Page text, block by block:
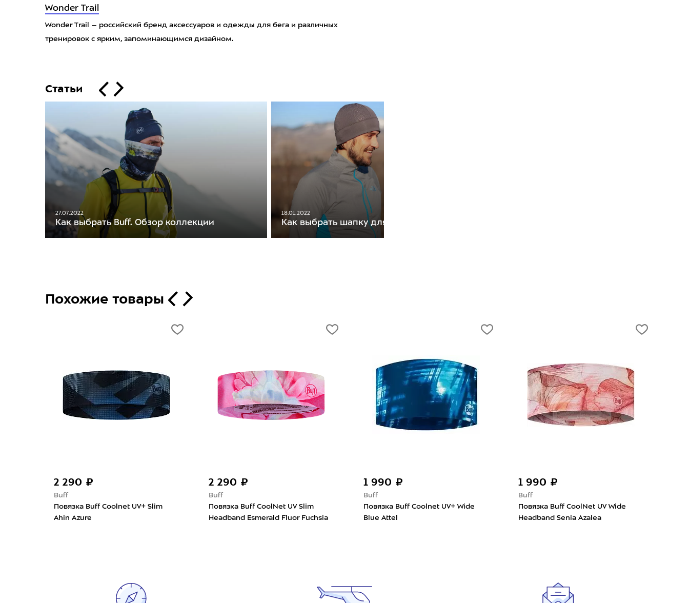
Wonder Trail
Wonder Trail – российский бренд аксессуаров и одежды для бега и различных
тренировок с ярким, запоминающимся дизайном.
Статьи
27.07.2022
Как выбрать Buff. Обзор коллекции
18.01.2022
Как выбрать шапку для бега
Похожие товары
2 290 ₽
Buff
Повязка Buff Coolnet UV+ Slim
Ahin Azure
2 290 ₽
Buff
Повязка Buff CoolNet UV Slim
Headband Esmerald Fluor Fuchsia
1 990 ₽
Buff
Повязка Buff Coolnet UV+ Wide
Blue Attel
1 990 ₽
Buff
Повязка Buff CoolNet UV Wide
Headband Senia Azalea